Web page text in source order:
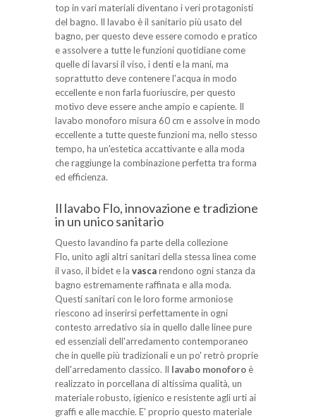
top in vari materiali diventano i veri protagonisti
del bagno. Il lavabo è il sanitario più usato del
bagno, per questo deve essere comodo e pratico
e assolvere a tutte le funzioni quotidiane come
quelle di lavarsi il viso, i denti e la mani, ma
soprattutto deve contenere l'acqua in modo
eccellente e non farla fuoriuscire, per questo
motivo deve essere anche ampio e capiente. Il
lavabo monoforo misura 60 cm e assolve in modo
eccellente a tutte queste funzioni ma, nello stesso
tempo, ha un'estetica accattivante e alla moda
che raggiunge la combinazione perfetta tra forma
ed efficienza.
Il lavabo Flo, innovazione e tradizione
in un unico sanitario
Questo lavandino fa parte della collezione
Flo, unito agli altri sanitari della stessa linea come
il vaso, il bidet e la vascarendono ogni stanza da
bagno estremamente raffinata e alla moda.
Questi sanitari con le loro forme armoniose
riescono ad inserirsi perfettamente in ogni
contesto arredativo sia in quello dalle linee pure
ed essenziali dell'arredamento contemporaneo
che in quelle più tradizionali e un po' retrò proprie
dell'arredamento classico. Il lavabo monoforo è
realizzato in porcellana di altissima qualità, un
materiale robusto, igienico e resistente agli urti ai
graffi e alle macchie. E' proprio questo materiale